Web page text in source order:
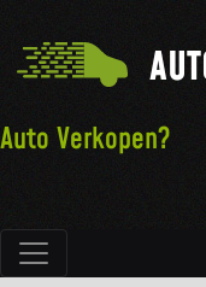
Auto Verkopen?